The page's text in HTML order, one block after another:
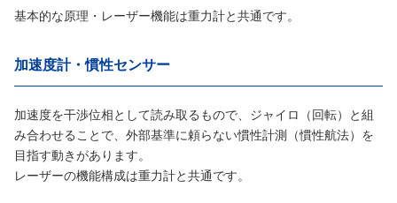
基本的な原理・レーザー機能は重力計と共通です。
加速度計・慣性センサー
加速度を干渉位相として読み取るもので、ジャイロ（回転）と組
み合わせることで、外部基準に頼らない慣性計測（慣性航法）を
目指す動きがあります。
レーザーの機能構成は重力計と共通です。